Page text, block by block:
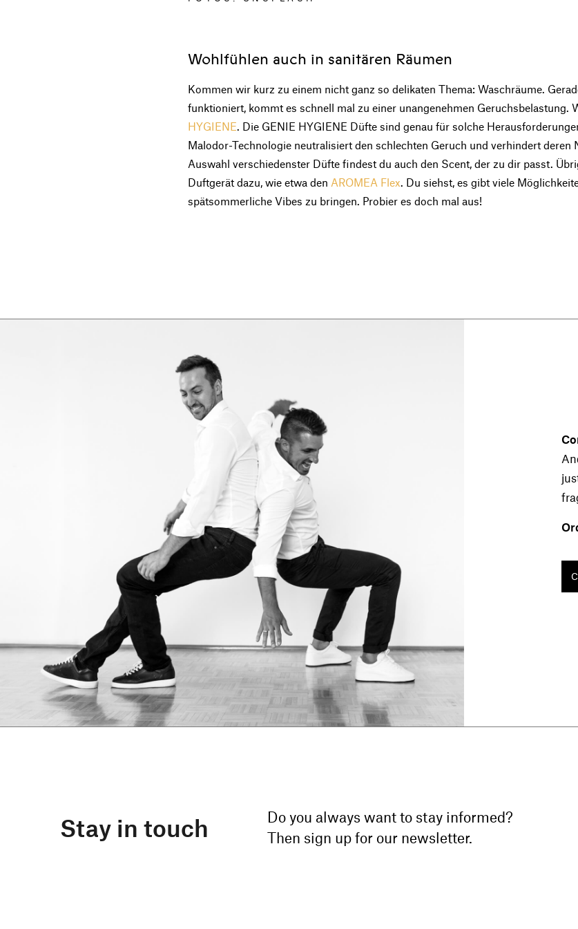
Wohlfühlen auch in sanitären Räumen
Kommen wir kurz zu einem nicht ganz so delikaten Thema: Waschräume.
funktioniert, kommt es schnell mal zu einer unangenehmen Geruchsbelastung.
HYGIENE . Die GENIE HYGIENE Düfte sind genau für solche
Malodor-Technologie neutralisiert den schlechten Geruch und verhindert deren
Auswahl verschiedenster Düfte findest du auch den Scent, der zu dir passt.
Duftgerät dazu, wie etwa den AROMEA Flex . Du siehst, es gibt viele
spätsommerliche Vibes zu bringen. Probier es doch mal aus!
Stay in touch
Do you always want to stay informed?
Then sign up for our newsletter.